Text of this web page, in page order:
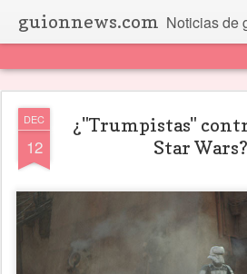
guionnews.com Noticias de guion
DEC
12
¿"Trumpistas"
Star